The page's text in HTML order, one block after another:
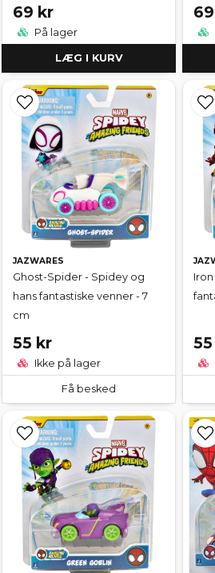
69 kr
På lager
LÆG I KURV
JAZWARES
Ghost-Spider - Spidey og
hans fantastiske venner - 7
cm
55 kr
Ikke på lager
Få besked